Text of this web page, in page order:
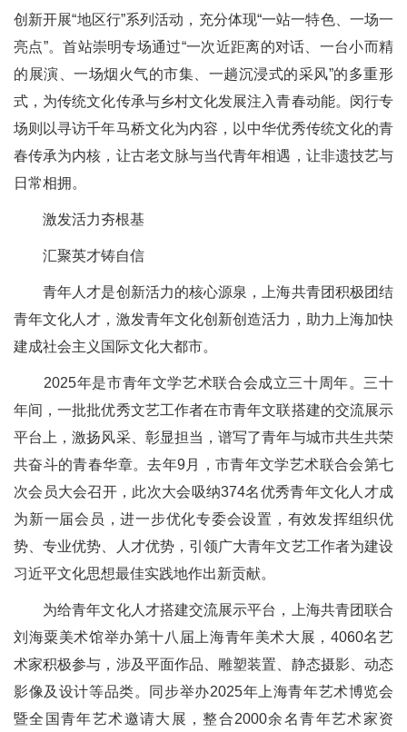
创新开展“地区行”系列活动，充分体现“一站一特色、一场一
亮点”。首站崇明专场通过“一次近距离的对话、一台小而精
的展演、一场烟火气的市集、一趟沉浸式的采风”的多重形
式，为传统文化传承与乡村文化发展注入青春动能。闵行专
场则以寻访千年马桥文化为内容，以中华优秀传统文化的青
春传承为内核，让古老文脉与当代青年相遇，让非遗技艺与
日常相拥。
激发活力夯根基
汇聚英才铸自信
青年人才是创新活力的核心源泉，上海共青团积极团结
青年文化人才，激发青年文化创新创造活力，助力上海加快
建成社会主义国际文化大都市。
2025年是市青年文学艺术联合会成立三十周年。三十
年间，一批批优秀文艺工作者在市青年文联搭建的交流展示
平台上，激扬风采、彰显担当，谱写了青年与城市共生共荣
共奋斗的青春华章。去年9月，市青年文学艺术联合会第七
次会员大会召开，此次大会吸纳374名优秀青年文化人才成
为新一届会员，进一步优化专委会设置，有效发挥组织优
势、专业优势、人才优势，引领广大青年文艺工作者为建设
习近平文化思想最佳实践地作出新贡献。
为给青年文化人才搭建交流展示平台，上海共青团联合
刘海粟美术馆举办第十八届上海青年美术大展，4060名艺
术家积极参与，涉及平面作品、雕塑装置、静态摄影、动态
影像及设计等品类。同步举办2025年上海青年艺术博览会
暨全国青年艺术邀请大展，整合2000余名青年艺术家资